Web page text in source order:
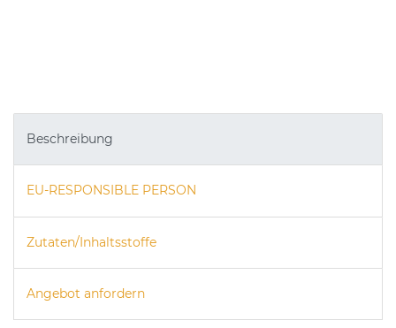
Beschreibung
EU-RESPONSIBLE PERSON
Zutaten/Inhaltsstoffe
Angebot anfordern